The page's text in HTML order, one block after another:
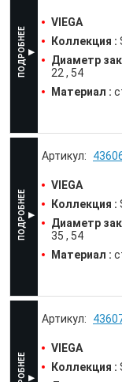
VIEGA
Коллекция :
Диаметр
22
54
Материал :
VIEGA
Коллекция :
Диаметр
35
54
Материал :
VIEGA
Коллекция :